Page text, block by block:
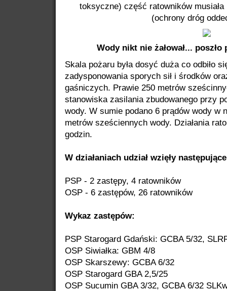
toksyczne) część ratowników
(ochrony dróg
Wody nikt nie żałował...
Skala pożaru była dosyć duża co odbiło
zadysponowania sporych sił i środków
gaśniczych. Prawie 250 metrów
stanowiska zasilania zbudowanego przy
wody. W sumie podano 6 prądów wody w
metrów sześciennych wody. Działania
godzin.
W działaniach udział wzięły
PSP - 2 zastępy, 4 ratowników
OSP - 6 zastępów, 26 ratowników
Wykaz zastępów:
PSP Starogard Gdański: GCBA 5/32,
OSP Siwiałka: GBM 4/8
OSP Skarszewy: GCBA 6/32
OSP Starogard GBA 2,5/25
OSP Sucumin GBA 3/32, GCBA 6/32